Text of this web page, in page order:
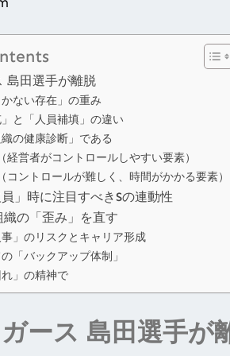
島田選手が離脱
ない存在」の重み
と「人員補填」の違い
の健康診断」である
経営者がコントロールしやすい要素）
コントロールが難しく、時間がかかる要素）
」時に注目すべきSの連動性
織の「歪み」を直す
」のリスクとキャリア形成
「バックアップ体制」
」の精神で
ース 島田選手が